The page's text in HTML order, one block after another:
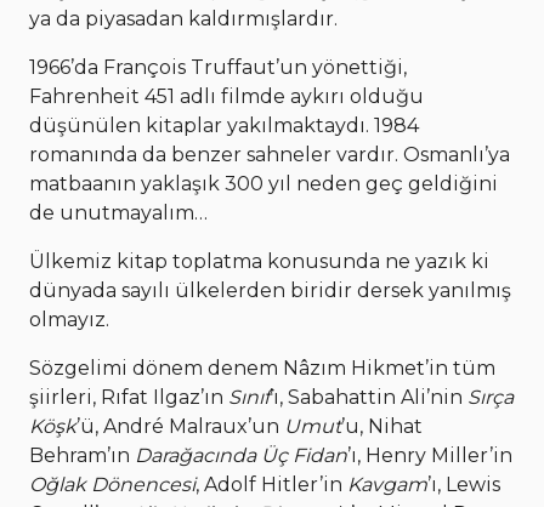
ya da piyasadan kaldırmışlardır.
1966’da François Truffaut’un yönettiği,
Fahrenheit 451 adlı filmde aykırı olduğu
düşünülen kitaplar yakılmaktaydı. 1984
romanında da benzer sahneler vardır. Osmanlı’ya
matbaanın yaklaşık 300 yıl neden geç geldiğini
de unutmayalım…
Ülkemiz kitap toplatma konusunda ne yazık ki
dünyada sayılı ülkelerden biridir dersek yanılmış
olmayız.
Sözgelimi dönem denem Nâzım Hikmet’in tüm
şiirleri, Rıfat Ilgaz’ın Sınıf’ı, Sabahattin Ali’nin Sırça
Köşk’ü, André Malraux’un Umut’u, Nihat
Behram’ın Darağacında Üç Fidan’ı, Henry Miller’in
Oğlak Dönencesi, Adolf Hitler’in Kavgam’ı, Lewis